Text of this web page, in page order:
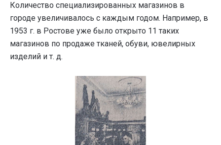
Количество специализированных магазинов в
городе увеличивалось с каждым годом. Например, в
1953 г. в Ростове уже было открыто 11 таких
магазинов по продаже тканей, обуви, ювелирных
изделий и т. д.